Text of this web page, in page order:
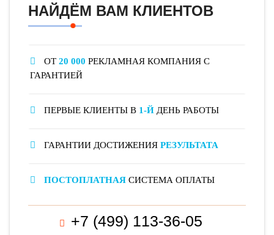
НАЙДЁМ ВАМ КЛИЕНТОВ
ОТ 20 000 РЕКЛАМНАЯ КОМПАНИЯ С
ГАРАНТИЕЙ
ПЕРВЫЕ КЛИЕНТЫ В 1-Й ДЕНЬ РАБОТЫ
ГАРАНТИИ ДОСТИЖЕНИЯ РЕЗУЛЬТАТА
ПОСТОПЛАТНАЯ СИСТЕМА ОПЛАТЫ
+7 (499) 113-36-05